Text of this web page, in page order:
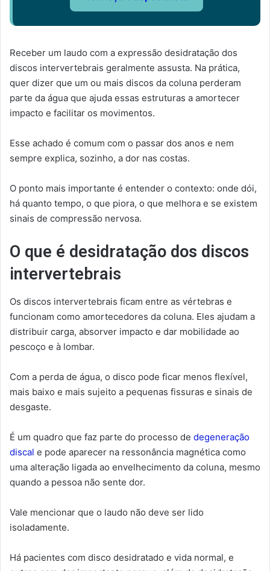
Receber um laudo com a expressão desidratação dos
discos intervertebrais geralmente assusta. Na prática,
quer dizer que um ou mais discos da coluna perderam
parte da água que ajuda essas estruturas a amortecer
impacto e facilitar os movimentos.
Esse achado é comum com o passar dos anos e nem
sempre explica, sozinho, a dor nas costas.
O ponto mais importante é entender o contexto: onde dói,
há quanto tempo, o que piora, o que melhora e se existem
sinais de compressão nervosa.
O que é desidratação dos discos
intervertebrais
Os discos intervertebrais ficam entre as vértebras e
funcionam como amortecedores da coluna. Eles ajudam a
distribuir carga, absorver impacto e dar mobilidade ao
pescoço e à lombar.
Com a perda de água, o disco pode ficar menos flexível,
mais baixo e mais sujeito a pequenas fissuras e sinais de
desgaste.
É um quadro que faz parte do processo de degeneração
discal e pode aparecer na ressonância magnética como
uma alteração ligada ao envelhecimento da coluna, mesmo
quando a pessoa não sente dor.
Vale mencionar que o laudo não deve ser lido
isoladamente.
Há pacientes com disco desidratado e vida normal, e